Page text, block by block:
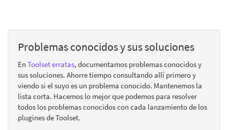
Problemas conocidos y sus soluciones
En Toolset erratas, documentamos problemas conocidos y
sus soluciones. Ahorre tiempo consultando allí primero y
viendo si el suyo es un problema conocido. Mantenemos la
lista corta. Hacemos lo mejor que podemos para resolver
todos los problemas conocidos con cada lanzamiento de los
plugines de Toolset.